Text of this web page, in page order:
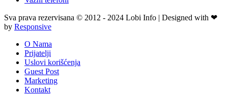
Sva prava rezervisana © 2012 - 2024 Lobi Info | Designed with ❤
by Responsive
O Nama
Prijatelji
Uslovi korišćenja
Guest Post
Marketing
Kontakt